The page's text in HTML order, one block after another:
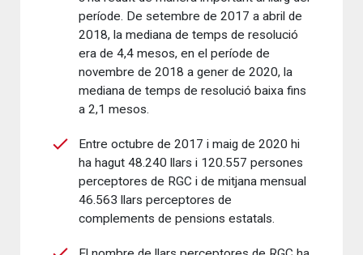
període. De setembre de 2017 a abril de
2018, la mediana de temps de resolució
era de 4,4 mesos, en el període de
novembre de 2018 a gener de 2020, la
mediana de temps de resolució baixa fins
a 2,1 mesos.
Entre octubre de 2017 i maig de 2020 hi
ha hagut 48.240 llars i 120.557 persones
perceptores de RGC i de mitjana mensual
46.563 llars perceptores de
complements de pensions estatals.